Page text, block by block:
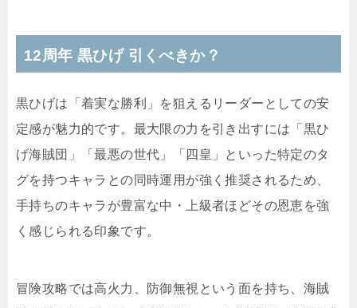
12周年 黒ひげ 引くべきか？
黒ひげは「着実な勝利」を狙えるリーダーとしての安
定感が魅力的です。最大限の力を引き出すには「黒ひ
げ海賊団」「最悪の世代」「四皇」といった特定のタ
グを持つキャラとの同時運用が強く推奨されるため、
手持ちのキャラが豊富な中・上級者ほどその恩恵を強
く感じられる印象です。
冒険攻略では高火力、防御無視という面を持ち、海賊